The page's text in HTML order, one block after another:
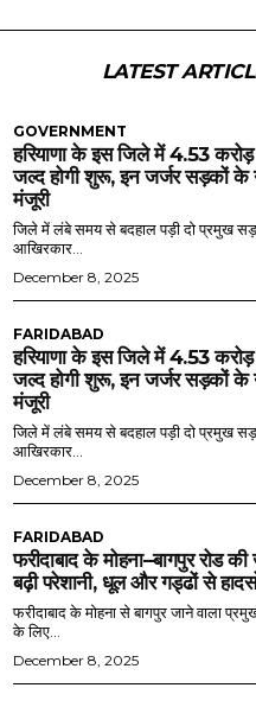
LATEST
GOVERNMENT
हरियाणा के इस जिले में 4.53 करोड़
जल्द होगी शुरू, इन जर्जर सड़कों के
मंजूरी
जिले में लंबे समय से बदहाल पड़ी दो प्रमुख
आखिरकार...
December 8, 2025
FARIDABAD
हरियाणा के इस जिले में 4.53 करोड़
जल्द होगी शुरू, इन जर्जर सड़कों के
मंजूरी
जिले में लंबे समय से बदहाल पड़ी दो प्रमुख
आखिरकार...
December 8, 2025
FARIDABAD
फरीदाबाद के मोहना–बागपुर रोड
बढ़ी परेशानी, धूल और गड्ढों से
फरीदाबाद के मोहना से बागपुर जाने वाला प्रमुख
के लिए...
December 8, 2025